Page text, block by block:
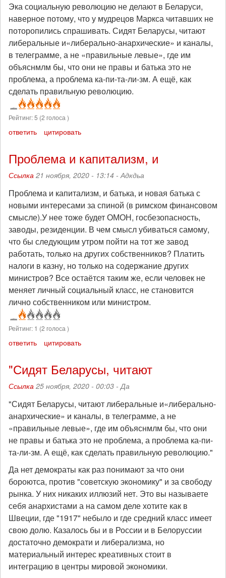
Эка социальную революцию не делают в Беларуси,
наверное потому, что у мудрецов Маркса читавших не
поторопились спрашивать. Сидят Беларусы, читают
либеральные и«либерально-анархические» и каналы,
в телеграмме, а не «правильные левые», где им
объяснмлм бы, что они не правы и батька это не
проблема, а проблема ка-пи-та-ли-зм. А ещё, как
сделать правильную революцию.
Рейтинг:5 (2 голоса )
ответить цитировать
Проблема и капитализм, и
Ссылка 21 ноября, 2020 - 13:14 -Адкдьа
Проблема и капитализм, и батька, и новая батька с
новыми интересами за спиной (в римском финансовом
смысле).У нее тоже будет ОМОН, госбезопасность,
заводы, резиденции. В чем смысл убиваться самому,
что бы следующим утром пойти на тот же завод
работать, только на других собственников? Платить
налоги в казну, но только на содержание других
министров? Все остаётся таким же, если человек не
меняет личный социальный класс, не становится
лично собственником или министром.
Рейтинг: 1 (2 голоса )
ответить цитировать
"Сидят Беларусы, читают
Ссылка 25 ноября, 2020 - 00:03 -Да
"Сидят Беларусы, читают либеральные и«либерально-
анархические» и каналы, в телеграмме, а не
«правильные левые», где им объяснмлм бы, что они
не правы и батька это не проблема, а проблема ка-пи-
та-ли-зм. А ещё, как сделать правильную революцию."
Да нет демократы как раз понимают за что они
бороютса, против "советскую экономику" и за свободу
рынка. У них никаких иллюзий нет. Это вы называете
себя анархистами а на самом деле хотите как в
Швеции, где "1917" небыло и где средний класс имеет
свою долю. Казалось бы и в России и в Белоруссии
достаточно демократи и либерализма, но
материальный интерес креативных стоит в
интеграцию в центры мировой экономики.